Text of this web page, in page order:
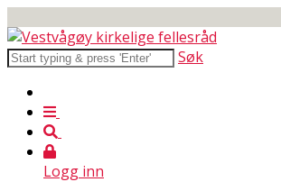
Søk
Logg inn